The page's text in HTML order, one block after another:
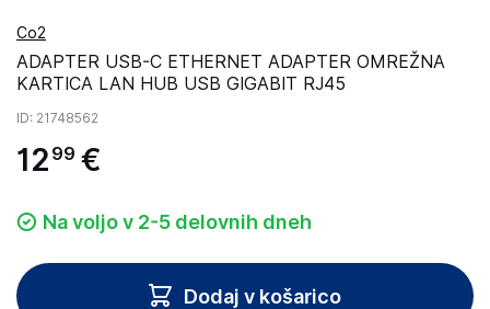
Co2
ADAPTER USB-C ETHERNET ADAPTER OMREŽNA
KARTICA LAN HUB USB GIGABIT RJ45
ID: 21748562
12 99 €
Na voljo v 2-5 delovnih dneh
Dodaj v košarico